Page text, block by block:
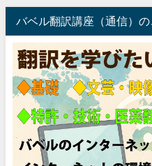
バベル翻訳講座（通信）の